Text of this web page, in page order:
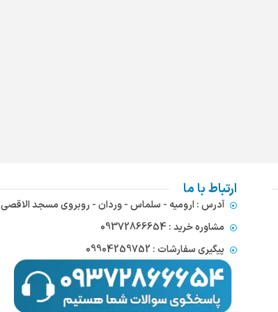
ارتباط با ما
آدرس : ارومیه - سلماس - وردان - روبروی مسجد الاقصی
مشاوره خرید : 09372866654
پیگیری سفارشات : 09904259752